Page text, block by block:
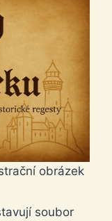
obrázek
soubor